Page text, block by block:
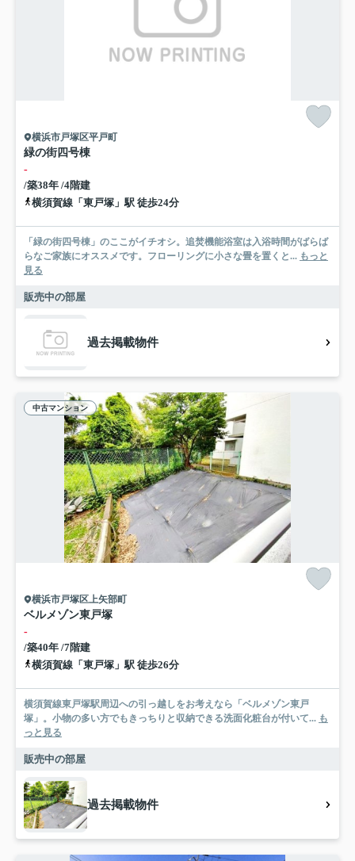
横浜市戸塚区平戸町
緑の街四号棟
-
/築38年 /4階建
横須賀線「東戸塚」駅 徒歩24分
「緑の街四号棟」のここがイチオシ。追焚機能浴室は入浴時間がばらば
らなご家族にオススメです。フローリングに小さな畳を置くと... もっと
見る
販売中の部屋
過去掲載物件
中古マンション
横浜市戸塚区上矢部町
ベルメゾン東戸塚
-
/築40年 /7階建
横須賀線「東戸塚」駅 徒歩26分
横須賀線東戸塚駅周辺への引っ越しをお考えなら「ベルメゾン東戸
塚」。小物の多い方でもきっちりと収納できる洗面化粧台が付いて... も
っと見る
販売中の部屋
過去掲載物件